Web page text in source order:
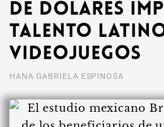
de Dólares
Talento
Videojuegos
HANA GABRIELA ESPINOSA